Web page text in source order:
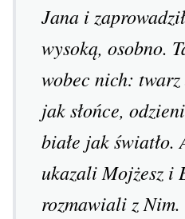
Jana i
wysoką, osobno.
wobec nich: twarz
jak słońce,
białe jak światło.
ukazali Mojżesz i
rozmawiali z